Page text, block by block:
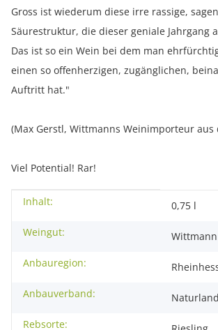
Gross ist wiederum diese irre rassige,
Säurestruktur, die dieser geniale Jahrgang
Das ist so ein Wein bei dem man
einen so offenherzigen, zugänglichen,
Auftritt hat."
(Max Gerstl, Wittmanns Weinimporteur aus
Viel Potential! Rar!
Produkteigenschaft
Wert
Inhalt:
0,75 l
Weingut:
Wittmann
Anbauregion:
Anbauverband:
Rebsorte: